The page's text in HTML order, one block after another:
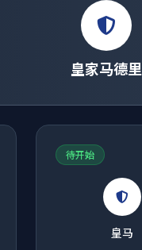
皇家马德里
待开始
皇马